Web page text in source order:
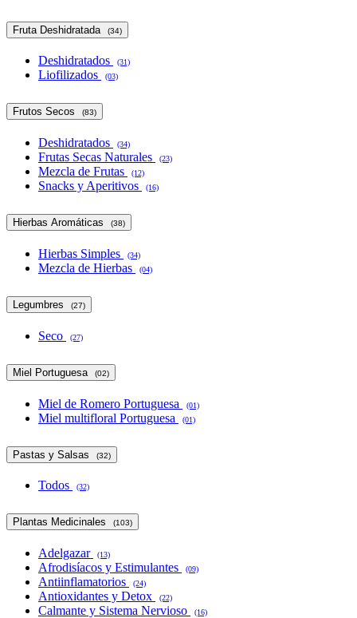
Fruta Deshidratada (34)
Deshidratados (31)
Liofilizados (03)
Frutos Secos (83)
Deshidratados (34)
Frutas Secas Naturales (23)
Mezcla de Frutas (12)
Snacks y Aperitivos (16)
Hierbas Aromáticas (38)
Hierbas Simples (34)
Mezcla de Hierbas (04)
Legumbres (27)
Seco (27)
Miel Portuguesa (02)
Miel de Romero Portuguesa (01)
Miel multifloral Portuguesa (01)
Pastas y Salsas (32)
Todos (32)
Plantas Medicinales (103)
Adelgazar (13)
Afrodisíacos y Estimulantes (09)
Antiinflamatorios (24)
Antioxidantes y Detox (22)
Calmante y Sistema Nervioso (16)